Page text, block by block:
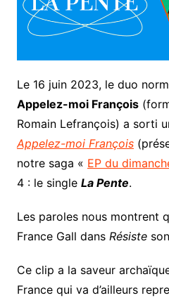
Le 16 juin 2023, le duo
Appelez-moi François
Romain Lefrançois) a sorti
Appelez-moi François
notre saga « EP du
4 : le single La Pente.
Les paroles nous montrent
France Gall dans Résiste
Ce clip a la saveur
France qui va d’ailleurs